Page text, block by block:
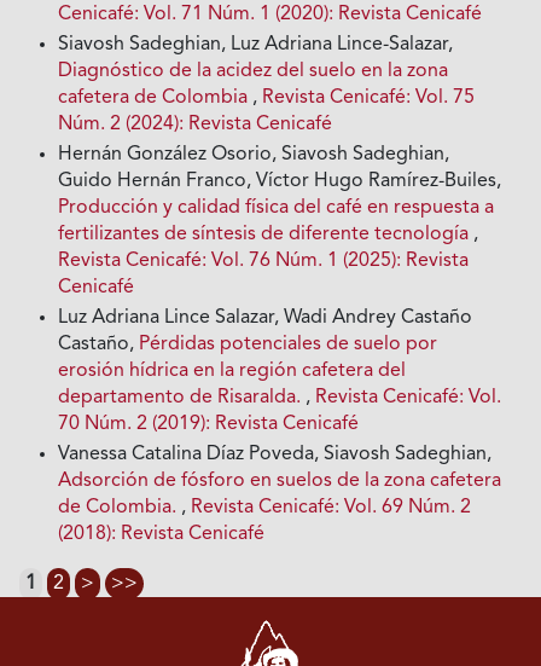
Cenicafé: Vol. 71 Núm. 1 (2020): Revista Cenicafé
Siavosh Sadeghian, Luz Adriana Lince-Salazar,
Diagnóstico de la acidez del suelo en la zona
cafetera de Colombia , Revista Cenicafé: Vol. 75
Núm. 2 (2024): Revista Cenicafé
Hernán González Osorio, Siavosh Sadeghian,
Guido Hernán Franco, Víctor Hugo Ramírez-Builes,
Producción y calidad física del café en respuesta a
fertilizantes de síntesis de diferente tecnología ,
Revista Cenicafé: Vol. 76 Núm. 1 (2025): Revista
Cenicafé
Luz Adriana Lince Salazar, Wadi Andrey Castaño
Castaño, Pérdidas potenciales de suelo por
erosión hídrica en la región cafetera del
departamento de Risaralda. , Revista Cenicafé: Vol.
70 Núm. 2 (2019): Revista Cenicafé
Vanessa Catalina Díaz Poveda, Siavosh Sadeghian,
Adsorción de fósforo en suelos de la zona cafetera
de Colombia. , Revista Cenicafé: Vol. 69 Núm. 2
(2018): Revista Cenicafé
1 2 > >>